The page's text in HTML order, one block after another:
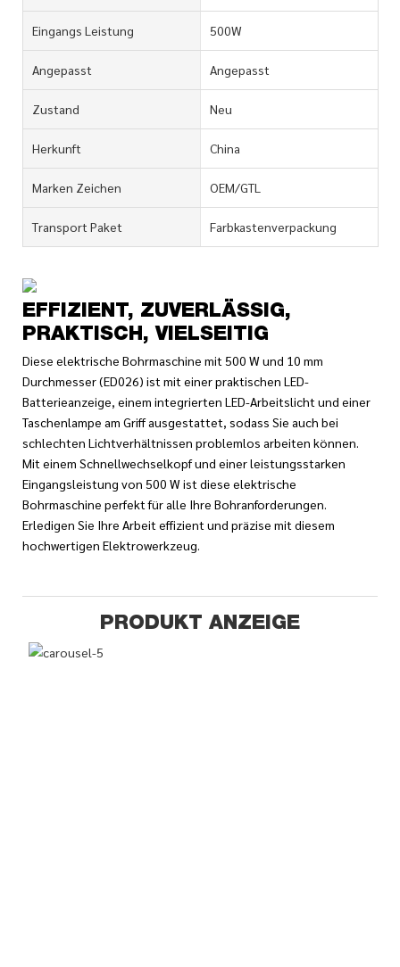
Eingangs Leistung 500W
Angepasst Angepasst
Zustand Neu
Herkunft China
Marken Zeichen OEM/GTL
Transport Paket Farbkastenverpackung
EFFIZIENT, ZUVERLÄSSIG,
PRAKTISCH, VIELSEITIG
Diese elektrische Bohrmaschine mit 500 W und 10 mm
Durchmesser (ED026) ist mit einer praktischen LED-
Batterieanzeige, einem integrierten LED-Arbeitslicht und einer
Taschenlampe am Griff ausgestattet, sodass Sie auch bei
schlechten Lichtverhältnissen problemlos arbeiten können.
Mit einem Schnellwechselkopf und einer leistungsstarken
Eingangsleistung von 500 W ist diese elektrische
Bohrmaschine perfekt für alle Ihre Bohranforderungen.
Erledigen Sie Ihre Arbeit effizient und präzise mit diesem
hochwertigen Elektrowerkzeug.
PRODUKT ANZEIGE